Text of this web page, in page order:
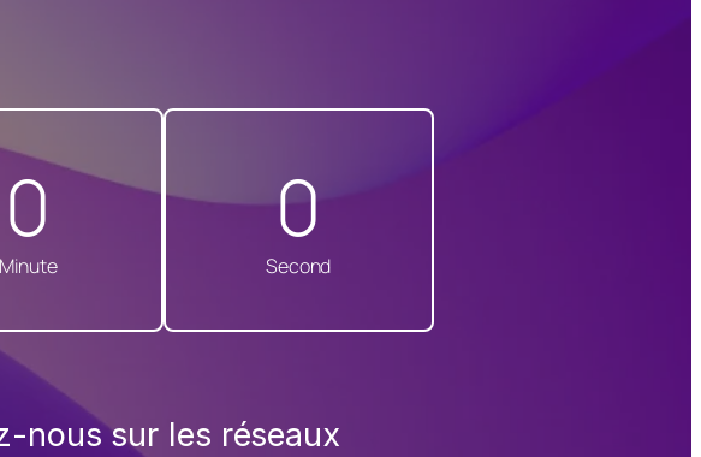
0
Minute
0
Second
nous sur les réseaux